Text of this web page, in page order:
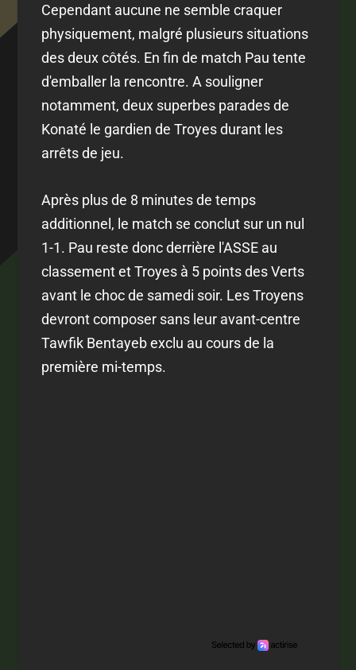
Cependant aucune ne semble craquer
physiquement, malgré plusieurs situations
des deux côtés. En fin de match Pau tente
d'emballer la rencontre. A souligner
notamment, deux superbes parades de
Konaté le gardien de Troyes durant les
arrêts de jeu.
Après plus de 8 minutes de temps
additionnel, le match se conclut sur un nul
1-1. Pau reste donc derrière l'ASSE au
classement et Troyes à 5 points des Verts
avant le choc de samedi soir. Les Troyens
devront composer sans leur avant-centre
Tawfik Bentayeb exclu au cours de la
première mi-temps.